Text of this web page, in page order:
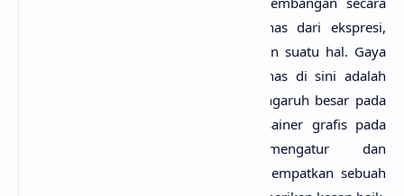
umum adalah: suatu ragam yang khas dari ekspresi,
desain, arsitektur atau cara pelaksanaan suatu hal. Gaya
visual dalam desain grafis yang dibahas di sini adalah
keindahan visual yang mempunyai pengaruh besar pada
suatu masa dan tempat tertentu. Desainer grafis pada
dasarnya bertugas untuk mengatur dan
mengkomunikasikan pesan untuk menempatkan sebuah